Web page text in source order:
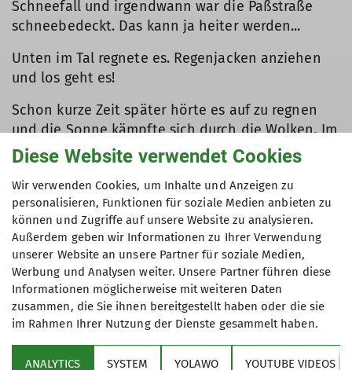
Schneefall und irgendwann war die Paßstraße
schneebedeckt. Das kann ja heiter werden...
Unten im Tal regnete es. Regenjacken anziehen
und los geht es!
Schon kurze Zeit später hörte es auf zu regnen
und die Sonne kämpfte sich durch die Wolken. Im
T-shirt kamen wir in der Chamona Linard an.
Außer uns waren noch zwei weite Gäste da.
Am Samstag ging es bei schönstem Wetter in
Richtung Piz Linard. Er war noch etwas mit
Schnee überzuckert, aber dieser schmolz auf der
Südseite rasch vor sich hin.
Weglos ging es über Felsen und bröselige Rinnen
in Richtung Gipfel. Immer wieder bestätigten
Steinmännchen oder Steigspuren, dass wir richtig
waren.
Diese Website verwendet Cookies
Wir verwenden Cookies, um Inhalte und Anzeigen zu
personalisieren, Funktionen für soziale Medien anbieten zu
können und Zugriffe auf unsere Website zu analysieren.
Außerdem geben wir Informationen zu Ihrer Verwendung
unserer Website an unsere Partner für soziale Medien,
Werbung und Analysen weiter. Unsere Partner führen diese
Informationen möglicherweise mit weiteren Daten
zusammen, die Sie ihnen bereitgestellt haben oder die sie
im Rahmen Ihrer Nutzung der Dienste gesammelt haben.
ANALYTICS SYSTEM YOLAWO YOUTUBE VIDEOS